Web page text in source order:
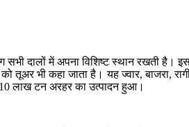
सभी दालों में अपना विशिष्ट स्थान रखती है।
तूअर भी कहा जाता है। यह ज्वार, बाजरा,
लाख टन अरहर का उत्पादन हुआ।